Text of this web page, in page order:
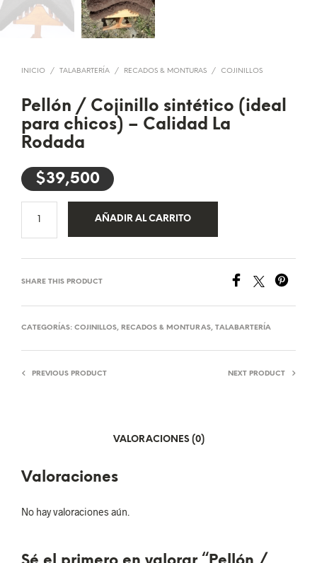
INICIO / TALABARTERÍA / RECADOS & MONTURAS / COJINILLOS
Pellón / Cojinillo sintético (ideal
para chicos) – Calidad La
Rodada
$39,500
AÑADIR AL CARRITO
SHARE THIS PRODUCT
CATEGORÍAS: COJINILLOS, RECADOS & MONTURAS, TALABARTERÍA
PREVIOUS PRODUCT NEXT PRODUCT
VALORACIONES (0)
Valoraciones
No hay valoraciones aún.